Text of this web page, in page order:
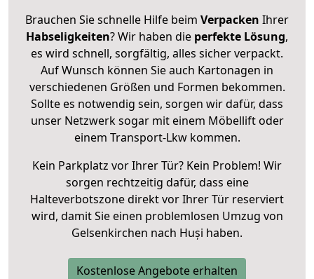
Brauchen Sie schnelle Hilfe beim Verpacken Ihrer
Habseligkeiten? Wir haben die perfekte Lösung,
es wird schnell, sorgfältig, alles sicher verpackt.
Auf Wunsch können Sie auch Kartonagen in
verschiedenen Größen und Formen bekommen.
Sollte es notwendig sein, sorgen wir dafür, dass
unser Netzwerk sogar mit einem Möbellift oder
einem Transport-Lkw kommen.
Kein Parkplatz vor Ihrer Tür? Kein Problem! Wir
sorgen rechtzeitig dafür, dass eine
Halteverbotszone direkt vor Ihrer Tür reserviert
wird, damit Sie einen problemlosen Umzug von
Gelsenkirchen nach Huși haben.
Kostenlose Angebote erhalten